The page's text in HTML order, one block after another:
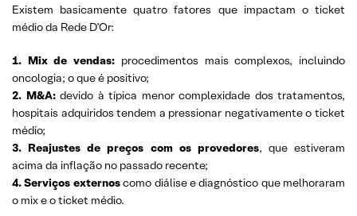
Existem basicamente quatro fatores que impactam o ticket
médio da Rede D’Or:
1. Mix de vendas: procedimentos mais complexos, incluindo
oncologia; o que é positivo;
2. M&A:devido à típica menor complexidade dos tratamentos,
hospitais adquiridos tendem a pressionar negativamente o ticket
médio;
3. Reajustes de preços com os provedores, que estiveram
acima da inflação no passado recente;
4. Serviços externoscomo diálise e diagnóstico que melhoraram
o mix e o ticket médio.